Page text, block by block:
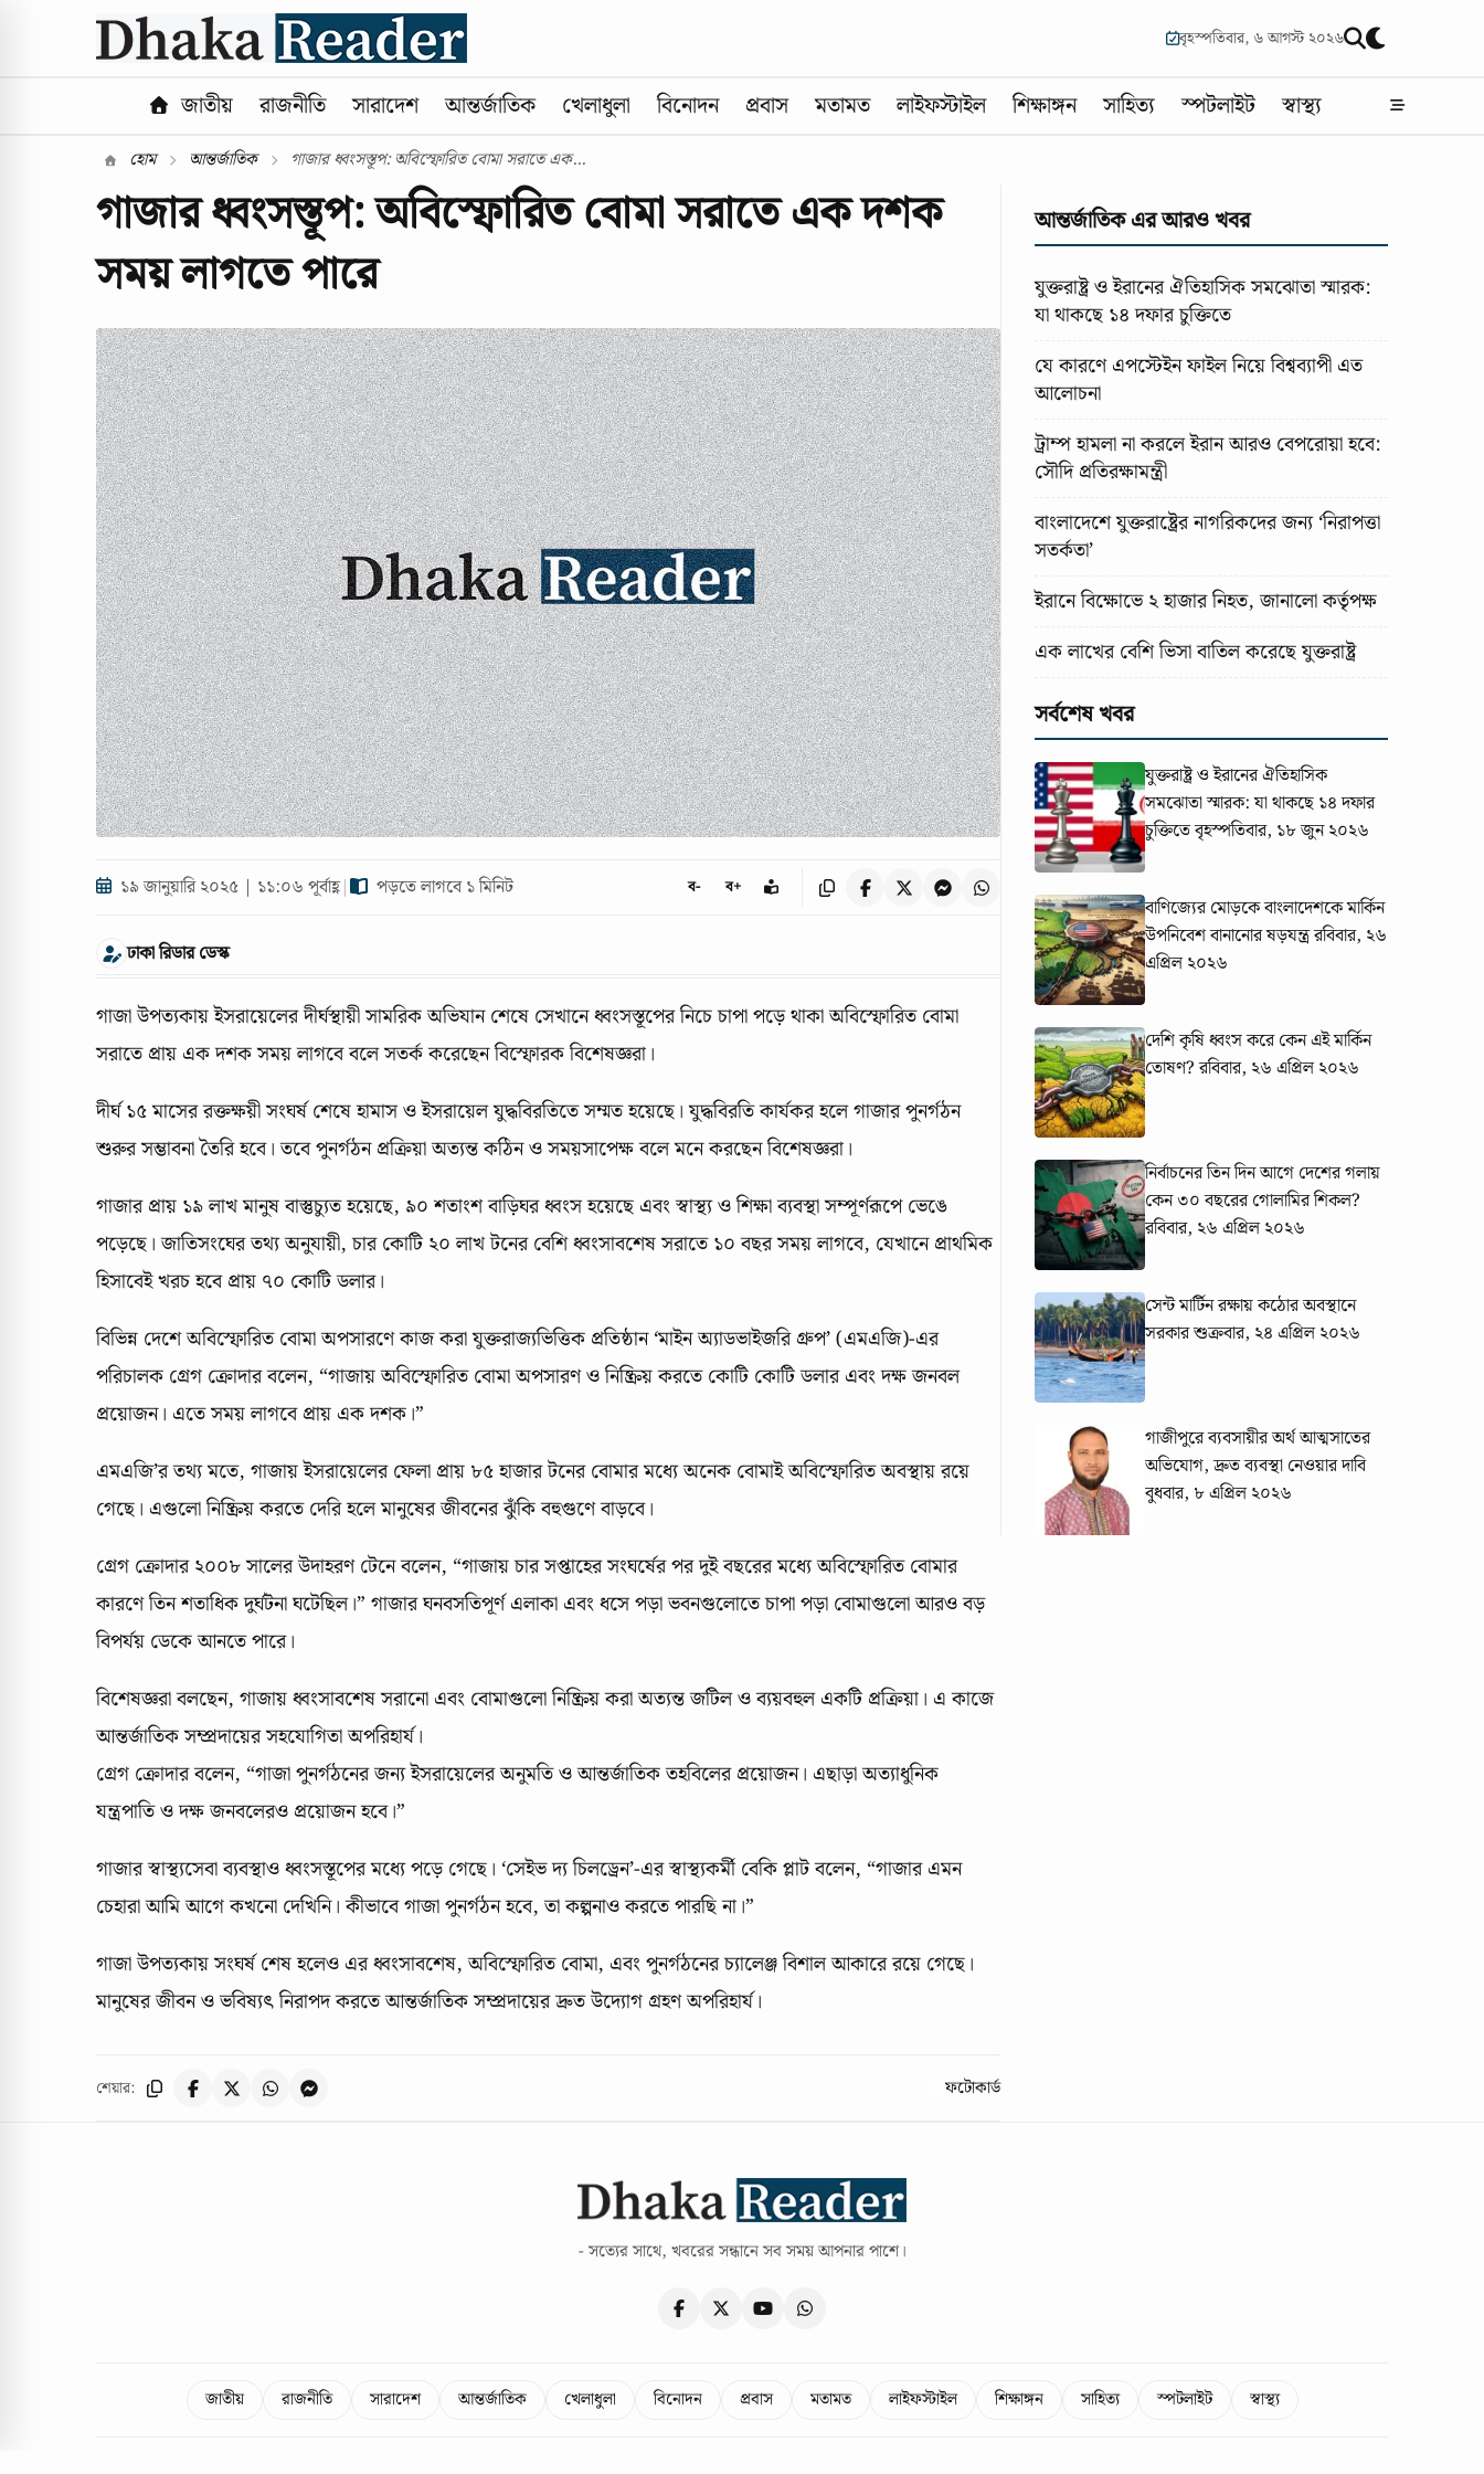
বৃহস্পতিবার, ৬ আগস্ট ২০২৬
জাতীয় রাজনীতি সারাদেশ আন্তর্জাতিক খেলাধুলা বিনোদন প্রবাস মতামত লাইফস্টাইল শিক্ষাঙ্গন সাহিত্য স্পটলাইট স্বাস্থ্য
হোম আন্তর্জাতিক গাজার ধ্বংসস্তূপ: অবিস্ফোরিত বোমা সরাতে এক...
গাজার ধ্বংসস্তূপ: অবিস্ফোরিত বোমা সরাতে এক দশক
সময় লাগতে পারে
১৯ জানুয়ারি ২০২৫ | ১১:০৬ পূর্বাহ্ণ| পড়তে লাগবে ১ মিনিট ব- ব+
ঢাকা রিডার ডেস্ক
গাজা উপত্যকায় ইসরায়েলের দীর্ঘস্থায়ী সামরিক অভিযান শেষে সেখানে ধ্বংসস্তূপের নিচে চাপা পড়ে থাকা অবিস্ফোরিত বোমা
সরাতে প্রায় এক দশক সময় লাগবে বলে সতর্ক করেছেন বিস্ফোরক বিশেষজ্ঞরা।
দীর্ঘ ১৫ মাসের রক্তক্ষয়ী সংঘর্ষ শেষে হামাস ও ইসরায়েল যুদ্ধবিরতিতে সম্মত হয়েছে। যুদ্ধবিরতি কার্যকর হলে গাজার পুনর্গঠন
শুরুর সম্ভাবনা তৈরি হবে। তবে পুনর্গঠন প্রক্রিয়া অত্যন্ত কঠিন ও সময়সাপেক্ষ বলে মনে করছেন বিশেষজ্ঞরা।
গাজার প্রায় ১৯ লাখ মানুষ বাস্তুচ্যুত হয়েছে, ৯০ শতাংশ বাড়িঘর ধ্বংস হয়েছে এবং স্বাস্থ্য ও শিক্ষা ব্যবস্থা সম্পূর্ণরূপে ভেঙে
পড়েছে। জাতিসংঘের তথ্য অনুযায়ী, চার কোটি ২০ লাখ টনের বেশি ধ্বংসাবশেষ সরাতে ১০ বছর সময় লাগবে, যেখানে প্রাথমিক
হিসাবেই খরচ হবে প্রায় ৭০ কোটি ডলার।
বিভিন্ন দেশে অবিস্ফোরিত বোমা অপসারণে কাজ করা যুক্তরাজ্যভিত্তিক প্রতিষ্ঠান ‘মাইন অ্যাডভাইজরি গ্রুপ’ (এমএজি)-এর
পরিচালক গ্রেগ ক্রোদার বলেন, “গাজায় অবিস্ফোরিত বোমা অপসারণ ও নিষ্ক্রিয় করতে কোটি কোটি ডলার এবং দক্ষ জনবল
প্রয়োজন। এতে সময় লাগবে প্রায় এক দশক।”
এমএজি’র তথ্য মতে, গাজায় ইসরায়েলের ফেলা প্রায় ৮৫ হাজার টনের বোমার মধ্যে অনেক বোমাই অবিস্ফোরিত অবস্থায় রয়ে
গেছে। এগুলো নিষ্ক্রিয় করতে দেরি হলে মানুষের জীবনের ঝুঁকি বহুগুণে বাড়বে।
গ্রেগ ক্রোদার ২০০৮ সালের উদাহরণ টেনে বলেন, “গাজায় চার সপ্তাহের সংঘর্ষের পর দুই বছরের মধ্যে অবিস্ফোরিত বোমার
কারণে তিন শতাধিক দুর্ঘটনা ঘটেছিল।” গাজার ঘনবসতিপূর্ণ এলাকা এবং ধসে পড়া ভবনগুলোতে চাপা পড়া বোমাগুলো আরও বড়
বিপর্যয় ডেকে আনতে পারে।
বিশেষজ্ঞরা বলছেন, গাজায় ধ্বংসাবশেষ সরানো এবং বোমাগুলো নিষ্ক্রিয় করা অত্যন্ত জটিল ও ব্যয়বহুল একটি প্রক্রিয়া। এ কাজে
আন্তর্জাতিক সম্প্রদায়ের সহযোগিতা অপরিহার্য।
গ্রেগ ক্রোদার বলেন, “গাজা পুনর্গঠনের জন্য ইসরায়েলের অনুমতি ও আন্তর্জাতিক তহবিলের প্রয়োজন। এছাড়া অত্যাধুনিক
যন্ত্রপাতি ও দক্ষ জনবলেরও প্রয়োজন হবে।”
গাজার স্বাস্থ্যসেবা ব্যবস্থাও ধ্বংসস্তূপের মধ্যে পড়ে গেছে। ‘সেইভ দ্য চিলড্রেন’-এর স্বাস্থ্যকর্মী বেকি প্লাট বলেন, “গাজার এমন
চেহারা আমি আগে কখনো দেখিনি। কীভাবে গাজা পুনর্গঠন হবে, তা কল্পনাও করতে পারছি না।”
গাজা উপত্যকায় সংঘর্ষ শেষ হলেও এর ধ্বংসাবশেষ, অবিস্ফোরিত বোমা, এবং পুনর্গঠনের চ্যালেঞ্জ বিশাল আকারে রয়ে গেছে।
মানুষের জীবন ও ভবিষ্যৎ নিরাপদ করতে আন্তর্জাতিক সম্প্রদায়ের দ্রুত উদ্যোগ গ্রহণ অপরিহার্য।
শেয়ার: ফটোকার্ড
আন্তর্জাতিক এর আরও খবর
যুক্তরাষ্ট্র ও ইরানের ঐতিহাসিক সমঝোতা স্মারক:
যা থাকছে ১৪ দফার চুক্তিতে
যে কারণে এপস্টেইন ফাইল নিয়ে বিশ্বব্যাপী এত
আলোচনা
ট্রাম্প হামলা না করলে ইরান আরও বেপরোয়া হবে:
সৌদি প্রতিরক্ষামন্ত্রী
বাংলাদেশে যুক্তরাষ্ট্রের নাগরিকদের জন্য ‘নিরাপত্তা
সতর্কতা’
ইরানে বিক্ষোভে ২ হাজার নিহত, জানালো কর্তৃপক্ষ
এক লাখের বেশি ভিসা বাতিল করেছে যুক্তরাষ্ট্র
সর্বশেষ খবর
যুক্তরাষ্ট্র ও ইরানের ঐতিহাসিক
সমঝোতা স্মারক: যা থাকছে ১৪ দফার
চুক্তিতেবৃহস্পতিবার, ১৮ জুন ২০২৬
বাণিজ্যের মোড়কে বাংলাদেশকে মার্কিন
উপনিবেশ বানানোর ষড়যন্ত্ররবিবার, ২৬
এপ্রিল ২০২৬
দেশি কৃষি ধ্বংস করে কেন এই মার্কিন
তোষণ? রবিবার, ২৬ এপ্রিল ২০২৬
নির্বাচনের তিন দিন আগে দেশের গলায়
কেন ৩০ বছরের গোলামির শিকল?
রবিবার, ২৬ এপ্রিল ২০২৬
সেন্ট মার্টিন রক্ষায় কঠোর অবস্থানে
সরকারশুক্রবার, ২৪ এপ্রিল ২০২৬
গাজীপুরে ব্যবসায়ীর অর্থ আত্মসাতের
অভিযোগ, দ্রুত ব্যবস্থা নেওয়ার দাবি
বুধবার, ৮ এপ্রিল ২০২৬
- সত্যের সাথে, খবরের সন্ধানে সব সময় আপনার পাশে।
জাতীয় রাজনীতি সারাদেশ আন্তর্জাতিক খেলাধুলা বিনোদন প্রবাস মতামত লাইফস্টাইল শিক্ষাঙ্গন সাহিত্য স্পটলাইট স্বাস্থ্য